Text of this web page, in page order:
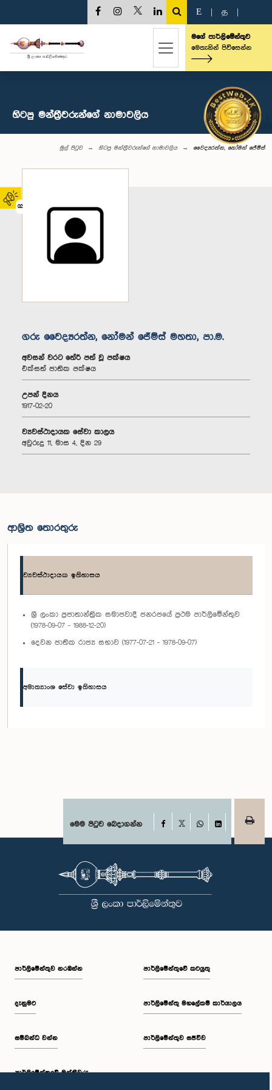
02
E த
මගේ පාර්ලිමේන්තුව
මෙතැනින් පිවිසෙන්න
හිටපු මන්ත්‍රීවරුන්ගේ නාමාවලිය
මුල් පිටුව හිටපු මන්ත්‍රීවරුන්ගේ නාමාවලිය වෛද්‍යරත්න, නෝමන් ජේම්ස්
ගරු වෛද්‍යරත්න, නෝමන් ජේම්ස් මහතා, පා.ම.
අවසන් වරට තේරී පත් වූ පක්ෂය
එක්සත් ජාතික පක්ෂය
උපන් දිනය
1917-02-20
ව්‍යවස්ථාදායක සේවා කාලය
අවුරුදු 11, මාස 4, දින 29
ආශ්‍රිත තොරතුරු
ව්‍යවස්ථාදායක ඉතිහාසය
ශ්‍රී ලංකා ප්‍රජාතාන්ත්‍රික සමාජවාදී ජනරජයේ ප්‍රථම පාර්ලිමේන්තුව
(1978-09-07 - 1988-12-20)
දෙවන ජාතික රාජ්‍ය සභාව (1977-07-21 - 1978-09-07)
අමාත්‍යාංශ සේවා ඉතිහාසය
මෙම පිටුව බෙදාගන්න Facebook
WhatsAppLinkedIn
පාර්ලි‌මේන්තුව නරඹන්න
දැනුමට
සම්බන්ධ වන්න
පාර්ලි‌මේන්තුවේ මන්ත්‍රීවරු
පාර්ලිමේන්තුවේ කටයුතු
පාර්ලිමේන්තු මහලේකම් කාර්යාලය
පාර්ලිමේන්තුව සජීවීව